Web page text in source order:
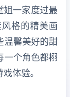
姐一家度过最
格的精美画
温馨美好的甜
一个角色都栩
体验。